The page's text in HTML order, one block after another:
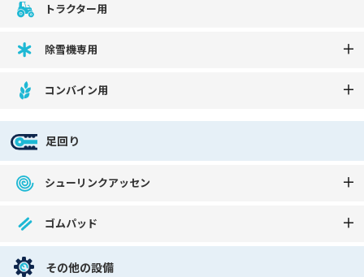
トラクター用
除雪機専用
コンバイン用
足回り
シューリンクアッセン
ゴムパッド
その他の設備